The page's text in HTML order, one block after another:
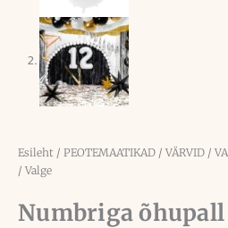
Esileht / PEOTEMAATIKAD / VÄRVID /
/ Valge
Numbriga õhupall